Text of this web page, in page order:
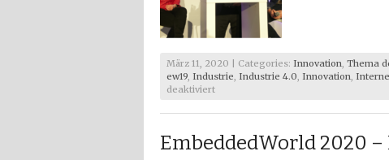
März 11, 2020 | Categories: Innovation Thema
ew19 Industrie Industrie 4.0 Innovation
deaktiviertfür
2020
Connecting
Embedded
EmbeddedWorld 2020